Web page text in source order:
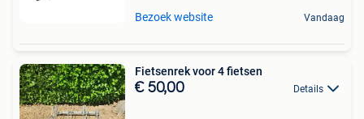
Bezoek website Vandaag
Fietsenrek voor 4 fietsen
€ 50,00 Details